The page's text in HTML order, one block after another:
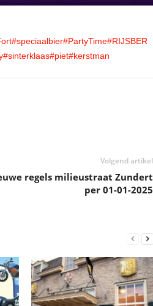
#speciaalbier#PartyTime#RIJSBER
#sinterklaas#piet#kerstman
Volgend artikel
regels milieustraat Zundert
per 01-01-2025